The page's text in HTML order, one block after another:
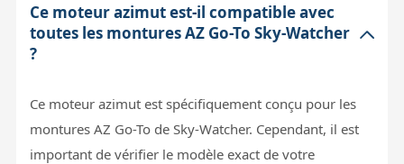
Ce moteur azimut est-il compatible avec
toutes les montures AZ Go-To Sky-Watcher
?
Ce moteur azimut est spécifiquement conçu pour les
montures AZ Go-To de Sky-Watcher. Cependant, il est
important de vérifier le modèle exact de votre